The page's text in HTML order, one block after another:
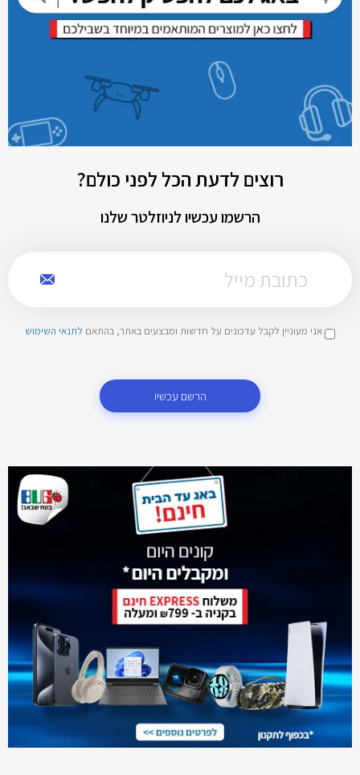
רוצים לדעת הכל לפני כולם?
הרשמו עכשיו לניוזלטר שלנו
אני מעוניין לקבל עדכונים על חדשות ומבצעים באתר, בהתאם לתנאי השימוש
הרשם עכשיו